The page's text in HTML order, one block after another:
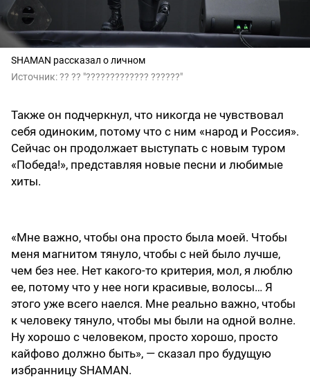
SHAMAN рассказал о личном
Источник:?? ?? "????????????? ??????"
Также он подчеркнул, что никогда не чувствовал
себя одиноким, потому что с ним «народ и Россия».
Сейчас он продолжает выступать с новым туром
«Победа!», представляя новые песни и любимые
хиты.
«Мне важно, чтобы она просто была моей. Чтобы
меня магнитом тянуло, чтобы с ней было лучше,
чем без нее. Нет какого-то критерия, мол, я люблю
ее, потому что у нее ноги красивые, волосы… Я
этого уже всего наелся. Мне реально важно, чтобы
к человеку тянуло, чтобы мы были на одной волне.
Ну хорошо с человеком, просто хорошо, просто
кайфово должно быть», — сказал про будущую
избранницу SHAMAN.